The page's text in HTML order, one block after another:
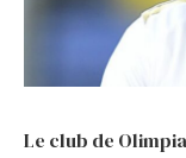
Le club de